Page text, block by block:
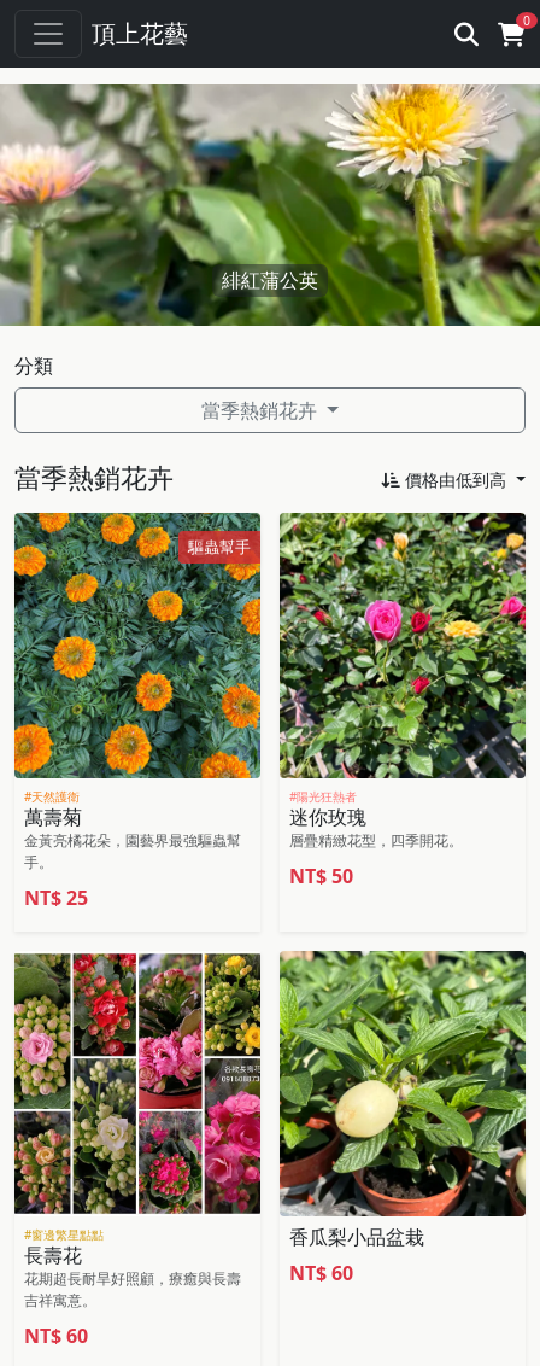
頂上花藝 0
緋紅蒲公英
分類
當季熱銷花卉
當季熱銷花卉 價格由低到高
驅蟲幫手
#天然護衛
萬壽菊
金黃亮橘花朵，園藝界最強驅蟲幫
手。
NT$25
#陽光狂熱者
迷你玫瑰
層疊精緻花型，四季開花。
NT$50
#窗邊繁星點點
長壽花
花期超長耐旱好照顧，療癒與長壽
吉祥寓意。
NT$60
香瓜梨小品盆栽
NT$60